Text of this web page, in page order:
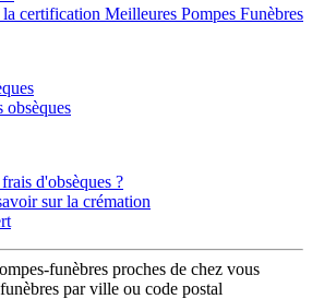
certification Meilleures Pompes Funèbres
obsèques
d'obsèques ?
sur la crémation
funèbres proches de chez vous
par ville ou code postal